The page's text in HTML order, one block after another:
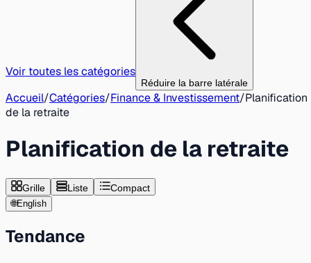
Voir toutes les catégories
Réduire la barre latérale
Accueil/Catégories/Finance & Investissement/Planification
de la retraite
Planification de la retraite
Grille Liste Compact
🌐English
Tendance